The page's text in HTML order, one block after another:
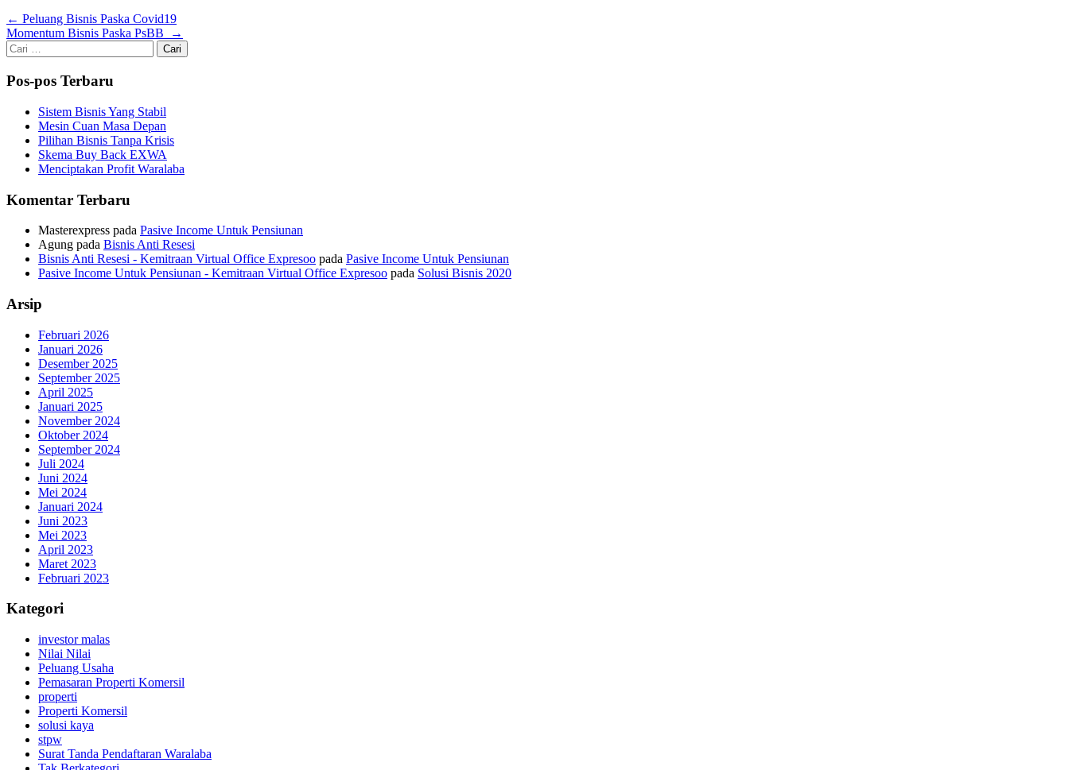
Navigasi
pos
← Peluang Bisnis Paska Covid19
Momentum Bisnis Paska PsBB
→
Cari
untuk:
Pos-pos Terbaru
Sistem Bisnis Yang Stabil
Mesin Cuan Masa Depan
Pilihan Bisnis Tanpa Krisis
Skema Buy Back EXWA
Menciptakan Profit Waralaba
Komentar Terbaru
Masterexpress pada Pasive Income Untuk Pensiunan
Agung pada Bisnis Anti Resesi
Bisnis Anti Resesi - Kemitraan Virtual Office Expresoo pada Pasive Income Untuk Pensiunan
Pasive Income Untuk Pensiunan - Kemitraan Virtual Office Expresoo pada Solusi Bisnis 2020
Arsip
Februari 2026
Januari 2026
Desember 2025
September 2025
April 2025
Januari 2025
November 2024
Oktober 2024
September 2024
Juli 2024
Juni 2024
Mei 2024
Januari 2024
Juni 2023
Mei 2023
April 2023
Maret 2023
Februari 2023
Kategori
investor malas
Nilai Nilai
Peluang Usaha
Pemasaran Properti Komersil
properti
Properti Komersil
solusi kaya
stpw
Surat Tanda Pendaftaran Waralaba